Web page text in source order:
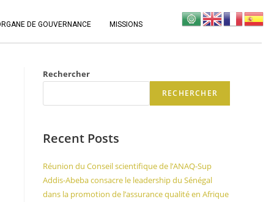
DE GOUVERNANCE MISSIONS
Rechercher
RECHERCHER
Recent Posts
Réunion du Conseil scientifique de l’ANAQ-Sup
Addis-Abeba consacre le leadership du Sénégal
dans la promotion de l’assurance qualité en Afrique